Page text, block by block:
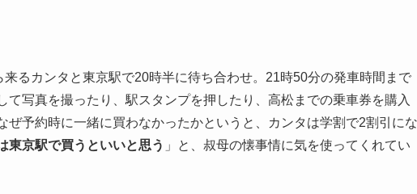
るカンタと東京駅で20時半に待ち合わせ。21時50分の発車時間まで
て写真を撮ったり、駅スタンプを押したり、高松までの乗車券を購入
ぜ予約時に一緒に買わなかったかというと、カンタは学割で2割引にな
東京駅で買うといいと思う 」と、叔母の懐事情に気を使ってくれてい